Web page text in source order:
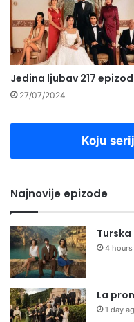
Jedina ljubav 217
27/07/2024
Koju
Najnovije epizode
4 hours
La
1 day